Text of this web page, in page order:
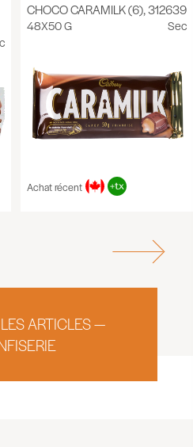
CHOCO CARAMILK (6), 312639
48X50 G Sec
Achat récent
ARTICLES —